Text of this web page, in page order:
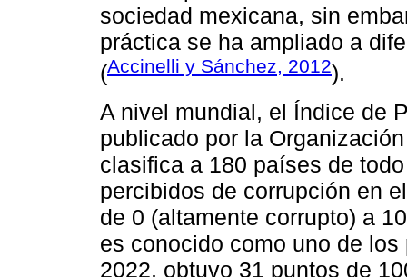
sociedad mexicana, sin
práctica se ha ampliado a
(Accinelli y Sánchez, 2012).
A nivel mundial, el Índice de
publicado por la
clasifica a 180 países de
percibidos de corrupción en
de 0 (altamente corrupto) a
es conocido como uno de
2022, obtuvo 31 puntos de